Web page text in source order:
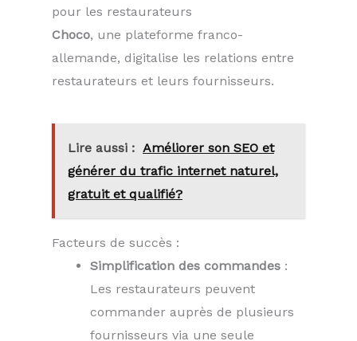
pour les restaurateurs
Choco, une plateforme franco-
allemande, digitalise les relations entre
restaurateurs et leurs fournisseurs.
Lire aussi : Améliorer son SEO et
générer du trafic internet naturel,
gratuit et qualifié?
Facteurs de succès :
Simplification des commandes :
Les restaurateurs peuvent
commander auprès de plusieurs
fournisseurs via une seule